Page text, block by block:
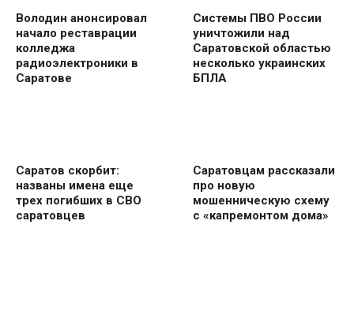
Володин анонсировал
начало реставрации
колледжа
радиоэлектроники в
Саратове
Системы ПВО России
уничтожили над
Саратовской областью
несколько украинских
БПЛА
Саратов скорбит:
названы имена еще
трех погибших в СВО
саратовцев
Саратовцам рассказали
про новую
мошенническую схему
с «капремонтом дома»